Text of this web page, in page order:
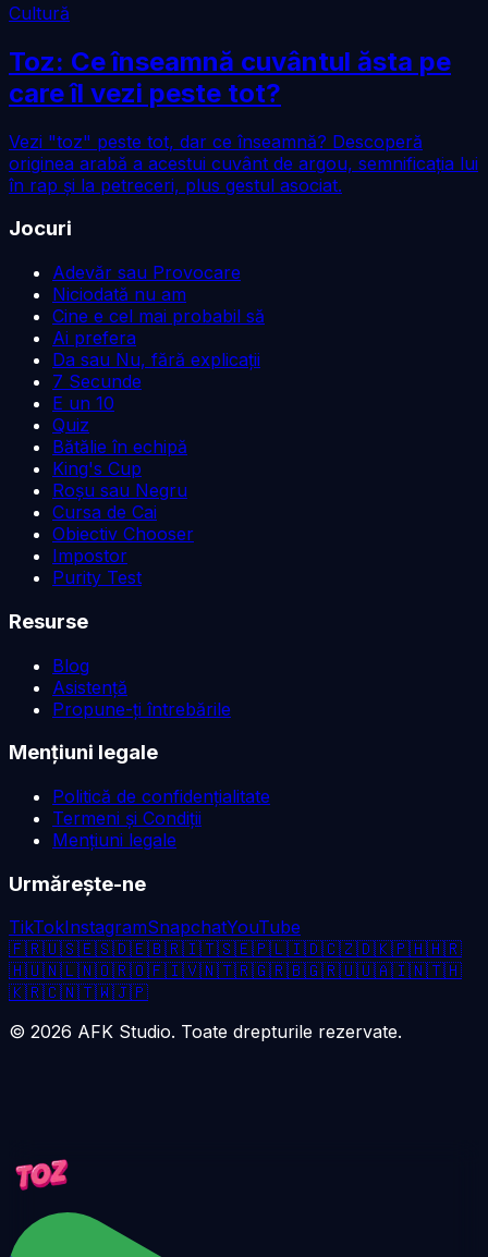
Cultură
Toz: Ce înseamnă cuvântul ăsta pe
care îl vezi peste tot?
Vezi "toz" peste tot, dar ce înseamnă? Descoperă
originea arabă a acestui cuvânt de argou, semnificația lui
în rap și la petreceri, plus gestul asociat.
Jocuri
Adevăr sau Provocare
Niciodată nu am
Cine e cel mai probabil să
Ai prefera
Da sau Nu, fără explicații
7 Secunde
E un 10
Quiz
Bătălie în echipă
King's Cup
Roșu sau Negru
Cursa de Cai
Obiectiv Chooser
Impostor
Purity Test
Resurse
Blog
Asistență
Propune-ți întrebările
Mențiuni legale
Politică de confidențialitate
Termeni și Condiții
Mențiuni legale
Urmărește-ne
TikTokInstagramSnapchatYouTube
🇫🇷🇺🇸🇪🇸🇩🇪🇧🇷🇮🇹🇸🇪🇵🇱🇮🇩🇨🇿🇩🇰🇵🇭🇭🇷
🇭🇺🇳🇱🇳🇴🇷🇴🇫🇮🇻🇳🇹🇷🇬🇷🇧🇬🇷🇺🇺🇦🇮🇳🇹🇭
🇰🇷🇨🇳🇹🇼🇯🇵
© 2026 AFK Studio. Toate drepturile rezervate.